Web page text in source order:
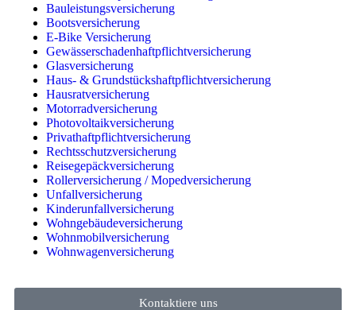
Bauleistungsversicherung
Bootsversicherung
E-Bike Versicherung
Gewässerschadenhaftpflichtversicherung
Glasversicherung
Haus- & Grundstückshaftpflichtversicherung
Hausratversicherung
Motorradversicherung
Photovoltaikversicherung
Privathaftpflichtversicherung
Rechtsschutzversicherung
Reisegepäckversicherung
Rollerversicherung / Mopedversicherung
Unfallversicherung
Kinderunfallversicherung
Wohngebäudeversicherung
Wohnmobilversicherung
Wohnwagenversicherung
Kontaktiere uns